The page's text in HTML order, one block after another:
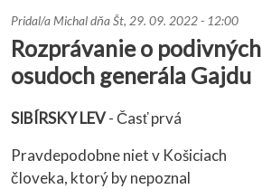
Pridal/a MichaldňaŠt, 29. 09. 2022 - 12:00
Rozprávanie o podivných
osudoch generála Gajdu
SIBÍRSKY LEV- Časť prvá
Pravdepodobne niet v Košiciach
človeka, ktorý by nepoznal